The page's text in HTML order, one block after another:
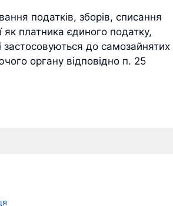
податків, зборів, списання
як платника єдиного податку,
застосовуються до самозайнятих
органу відповідно п. 25